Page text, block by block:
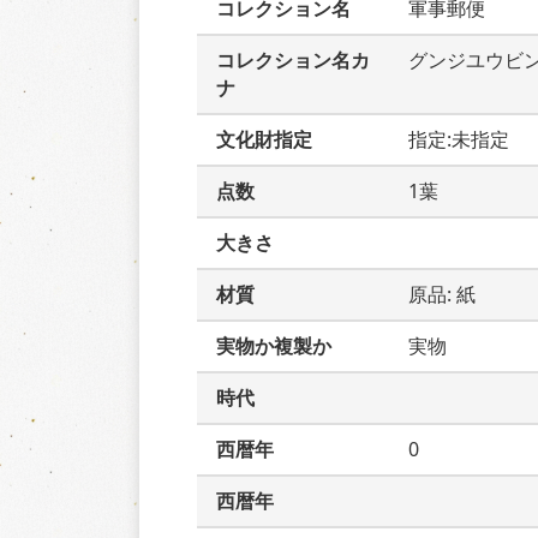
コレクション名
軍事郵便
コレクション名カ
ナ
グンジユウビ
文化財指定
指定:未指定
点数
1葉
大きさ
材質
原品: 紙
実物か複製か
実物
時代
西暦年
0
西暦年